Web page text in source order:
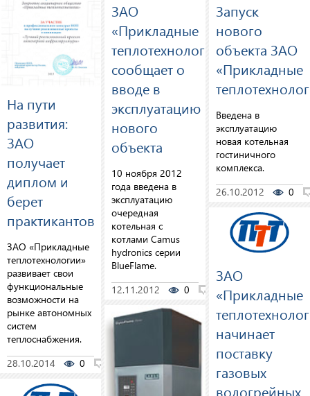
На пути
развития:
ЗАО
получает
диплом и
берет
практикантов
ЗАО «Прикладные
теплотехнологии»
развивает свои
функциональные
возможности на
рынке автономных
систем
теплоснабжения.
28.10.2014
0
ЗАО
«Прикладные
теплотехнологии»
сообщает о
вводе в
эксплуатацию
нового
объекта
10 ноября 2012
года введена в
эксплуатацию
очередная
котельная с
котлами Camus
hydronics серии
BlueFlame.
12.11.2012
0
Запуск
нового
объекта ЗАО
«Прикладные
Введена в
эксплуатацию
новая котельная
гостиничного
комплекса.
26.10.2012
0
ЗАО
«Прикладные
начинает
поставку
газовых
водогрейных